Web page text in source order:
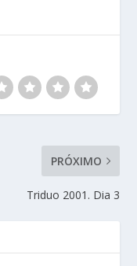
PRÓXIMO
Triduo 2001. Dia 3